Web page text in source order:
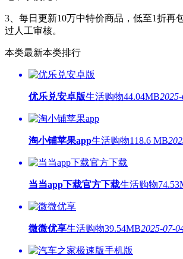
3、每日更新10万中特价商品，低至1折再
过人工审核。
本类最新本类排行
优乐兑安卓版生活购物44.04MB
淘小铺苹果app生活购物118.6 MB
当当app下载官方下载生活购物
微微优享生活购物39.54MB2025-07-